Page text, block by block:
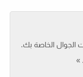
الخاصة بك.